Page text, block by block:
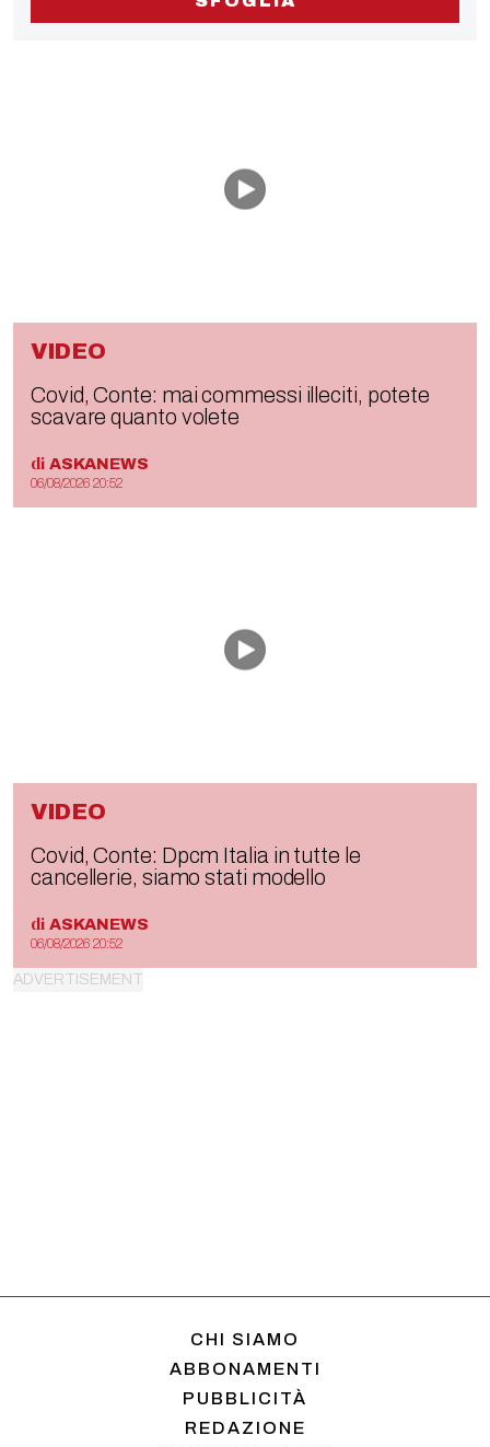
VIDEO
Covid, Conte: mai commessi illeciti, potete
scavare quanto volete
di ASKANEWS
06/08/2026 20:52
VIDEO
Covid, Conte: Dpcm Italia in tutte le
cancellerie, siamo stati modello
di ASKANEWS
06/08/2026 20:52
CHI SIAMO
ABBONAMENTI
PUBBLICITÀ
REDAZIONE